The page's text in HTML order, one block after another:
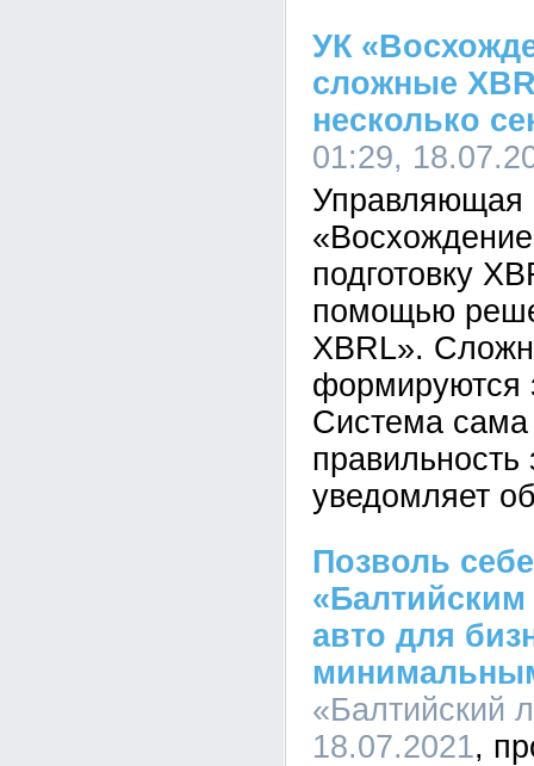
УК
сложные
несколько
01:29,
Управляющая
подготовку
помощью
XBRL».
формируются
Система сама
правильность
уведомляет
Позволь
авто для
«Балтийский
18.07.2021